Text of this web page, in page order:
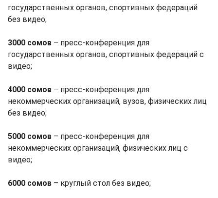
государственных органов, спортивных федераций
без видео;
3000 сомов – пресс-конференция для
государственных органов, спортивных федераций с
видео;
4000 сомов – пресс-конференция для
некоммерческих организаций, вузов, физических лиц
без видео;
5000 сомов – пресс-конференция для
некоммерческих организаций, физических лиц с
видео;
6000 сомов – круглый стол без видео;